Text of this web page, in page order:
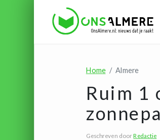
Home Almere
Ruim 1
Geschreven doorRedactie